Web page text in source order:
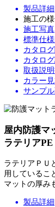
製品詳細
施工の
施工写真
標準仕様
カタロ
カタロ
取扱説
カラー
サンプ
屋内防護マ
ラテリアPE
ラテリアＰＵ
用しているこ
マットの厚み
製品詳細